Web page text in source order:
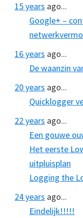
15 years ago...
Google+ –
16 years ago...
De waanzin
20 years ago...
Quicklogger
22 years ago...
Een gouwe
Het eerste
uitpluisplan
Logging the
24 years ago...
Eindelijk!!!!!